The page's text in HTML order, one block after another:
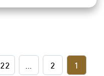
1
2
…
22